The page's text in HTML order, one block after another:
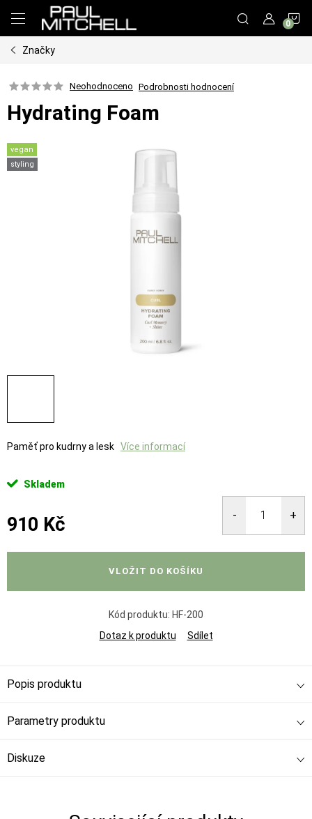
obsah
Značky
Neohodnoceno Podrobnosti hodnocení
Hydrating Foam
vegan
styling
Paměť pro kudrny a lesk Více informací
Skladem
910 Kč
VLOŽIT DO KOŠÍKU
Kód produktu: HF-200
Dotaz k produktu
Sdílet
Popis produktu
Parametry produktu
Diskuze